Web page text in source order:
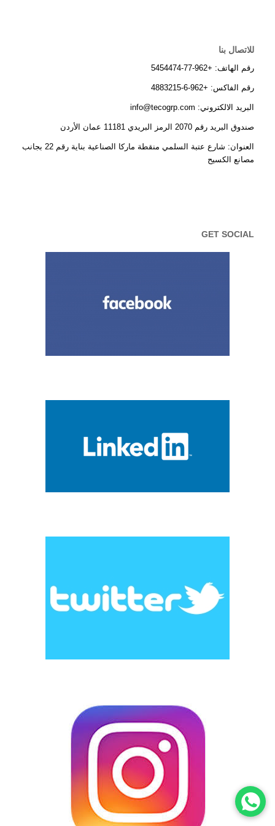
للاتصال بنا
رقم الهاتف: +962-77-5454474
رقم الفاكس: +962-6-4883215
البريد الالكتروني: info@tecogrp.com
صندوق البريد رقم 2070 الرمز البريدي 11181 عمان الأردن
العنوان: شارع عتبة السلمي منقطة ماركا الصناعية بناية رقم 22 بجانب
مصانع الكسيح
GET SOCIAL